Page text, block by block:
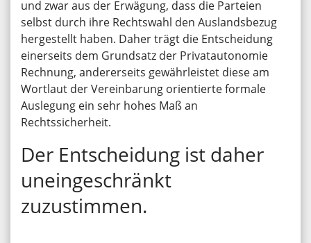
und zwar aus der Erwägung, dass die Parteien
selbst durch ihre Rechtswahl den Auslandsbezug
hergestellt haben. Daher trägt die Entscheidung
einerseits dem Grundsatz der Privatautonomie
Rechnung, andererseits gewährleistet diese am
Wortlaut der Vereinbarung orientierte formale
Auslegung ein sehr hohes Maß an
Rechtssicherheit.
Der Entscheidung ist daher
uneingeschränkt
zuzustimmen.